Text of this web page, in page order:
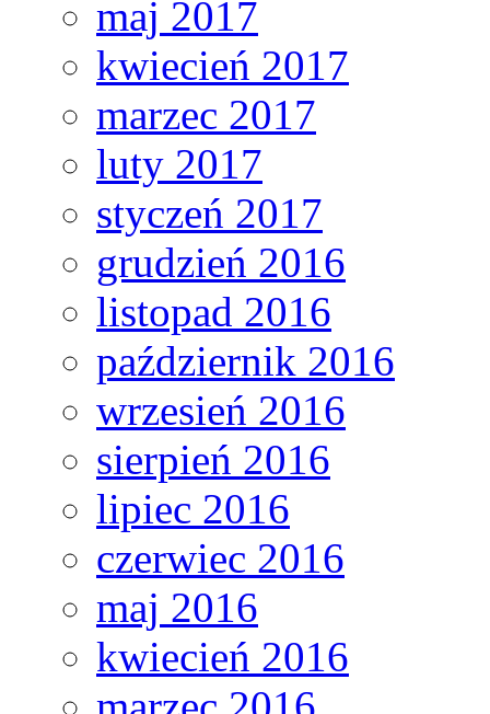
maj 2017
kwiecień 2017
marzec 2017
luty 2017
styczeń 2017
grudzień 2016
listopad 2016
październik 2016
wrzesień 2016
sierpień 2016
lipiec 2016
czerwiec 2016
maj 2016
kwiecień 2016